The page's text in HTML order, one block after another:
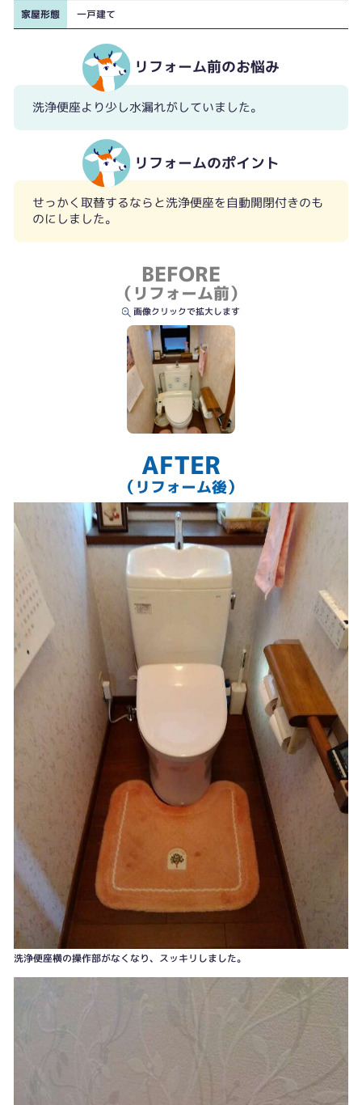
家屋形態 一戸建て
リフォーム前のお悩み
洗浄便座より少し水漏れがしていました。
リフォームのポイント
せっかく取替するならと洗浄便座を自動開閉付きのも
のにしました。
BEFORE
（リフォーム前）
画像クリックで拡大します
AFTER
（リフォーム後）
洗浄便座横の操作部がなくなり、スッキリしました。